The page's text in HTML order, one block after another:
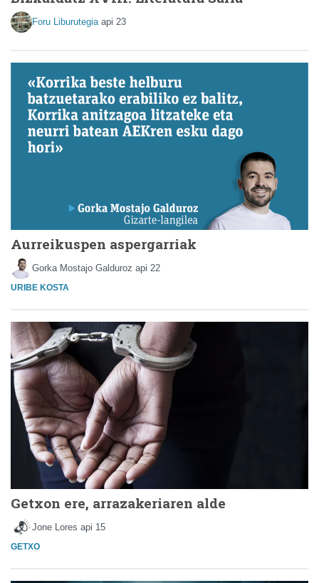
Foru Liburutegia api 23
Aurreikuspen aspergarriak
Gorka Mostajo Galduroz api 22
URIBE KOSTA
Getxon ere, arrazakeriaren alde
Jone Lores api 15
GETXO